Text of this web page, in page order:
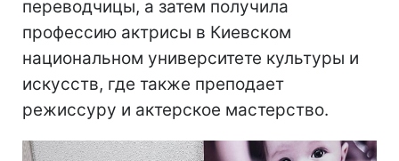
переводчицы, а затем получила
профессию актрисы в Киевском
национальном университете культуры и
искусств, где также преподает
режиссуру и актерское мастерство.